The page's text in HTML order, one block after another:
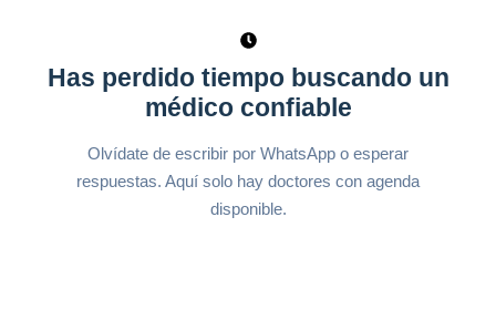
Has perdido tiempo buscando un
médico confiable
Olvídate de escribir por WhatsApp o esperar
respuestas. Aquí solo hay doctores con agenda
disponible.